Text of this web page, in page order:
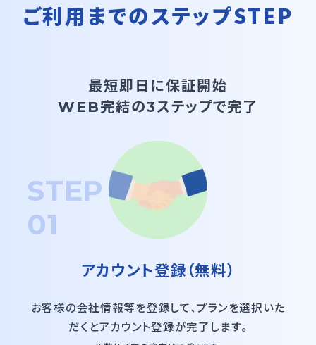
ご利用までのステップSTEP
最短即日に保証開始
WEB完結の3ステップで完了
STEP
01
アカウント登録（無料）
お客様の会社情報等を登録して、プランを選択いた
だくとアカウント登録が完了します。